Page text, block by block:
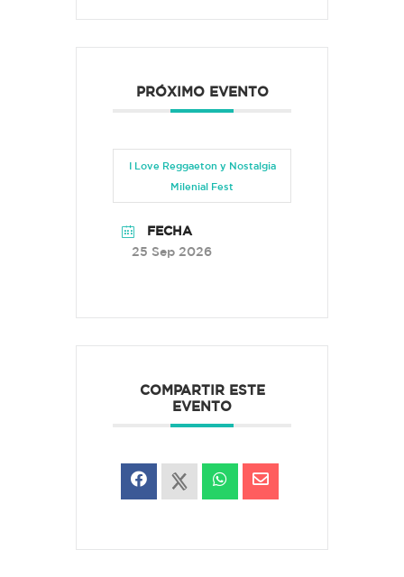
PRÓXIMO EVENTO
I Love Reggaeton y Nostalgia
Milenial Fest
FECHA
25 Sep 2026
COMPARTIR ESTE
EVENTO